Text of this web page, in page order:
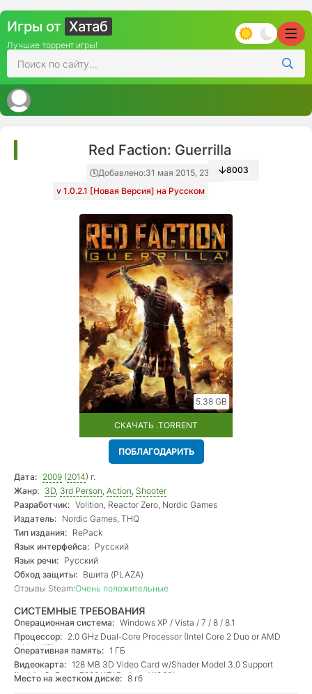
Игры от Хатаб
Лучшие торрент игры!
Red Faction: Guerrilla
Добавлено:31 мая 2015, 23:59
v 1.0.2.1 [Новая Версия] на Русском
8003
5.38 GB
СКАЧАТЬ .TORRENT
ПОБЛАГОДАРИТЬ
Дата: 2009 (2014) г.
Жанр: 3D, 3rd Person, Action, Shooter
Разработчик: Volition, Reactor Zero, Nordic Games
Издатель: Nordic Games, THQ
Тип издания: RePack
Язык интерфейса: Русский
Язык речи: Русский
Обход защиты: Вшита (PLAZA)
Отзывы Steam:Очень положительные
СИСТЕМНЫЕ ТРЕБОВАНИЯ
Операционная система: Windows XP / Vista / 7 / 8 / 8.1
Процессор: 2.0 GHz Dual-Core Processor (Intel Core 2 Duo or AMD
Athlon X2)
Оперативная память: 1 ГБ
Видеокарта: 128 MB 3D Video Card w/Shader Model 3.0 Support
(Nvidia GeForce 7600/ATI Radeon X1300)
Место на жестком диске: 8 гб